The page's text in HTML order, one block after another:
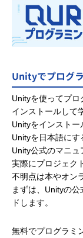
Unityでプログ
Unityを使ってプ
インストールして
Unityをインストー
Unityを日本語にす
Unity公式のマニ
実際にプロジェク
不明点は本やオン
まずは、Unityの
ドします。
無料でプログラミ